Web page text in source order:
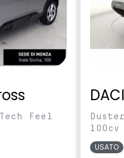
Feel
100cv
USATO